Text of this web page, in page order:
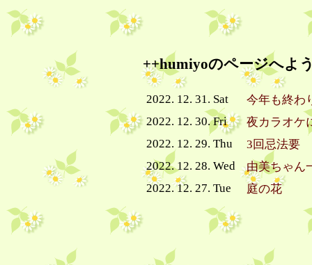
++humiyoのページへよ
2022. 12. 31. Sat
今年も終わ
2022. 12. 30. Fri
夜カラオケ
2022. 12. 29. Thu
3回忌法要
2022. 12. 28. Wed
由美ちゃん
2022. 12. 27. Tue
庭の花